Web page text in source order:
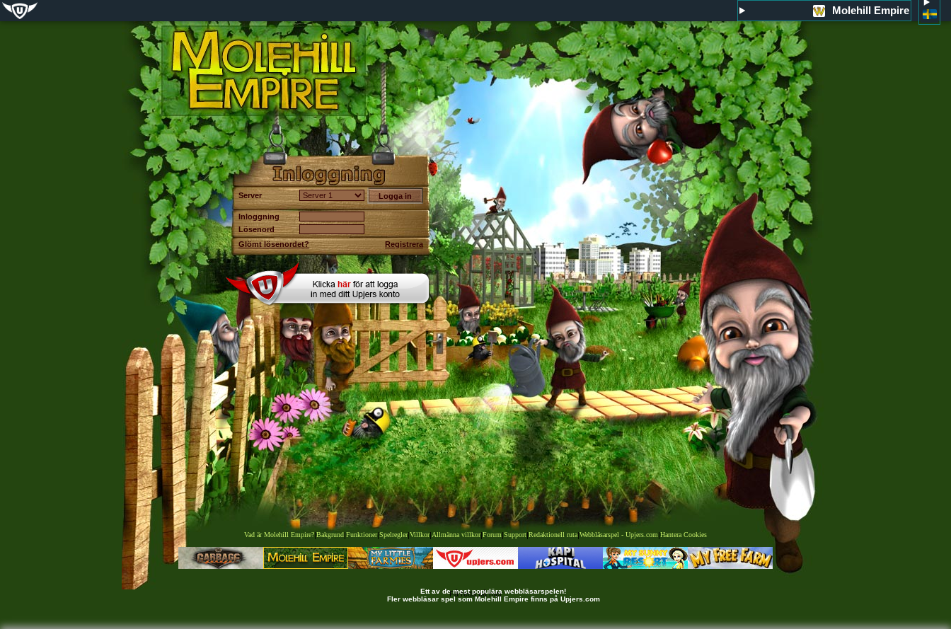
Ett av de mest populära webbläsarspelen!
Fler webbläsar spel som Molehill Empire finns på Upjers.com
Server
Inloggning
Lösenord
Glömt lösenordet?
Registrera
Få reda på mer
Vad är Molehill Empire?|Bakgrund|Funktioner|Spelregler|Villkor|Allmänna villkor|Forum|Support|Redaktionell ruta|Webbläsarspel - Upjers.com|Hantera Cookies
Molehill Empire